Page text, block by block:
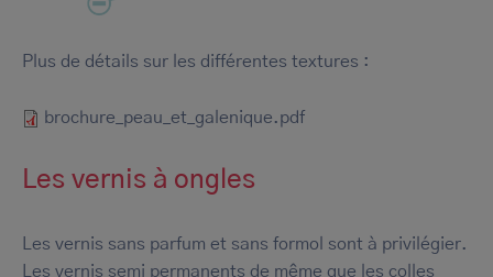
Plus de détails sur les différentes textures :
Document
brochure_peau_et_galenique.pdf
Les vernis à ongles
Les vernis sans parfum et sans formol sont à privilégier.
Les vernis semi permanents de même que les colles